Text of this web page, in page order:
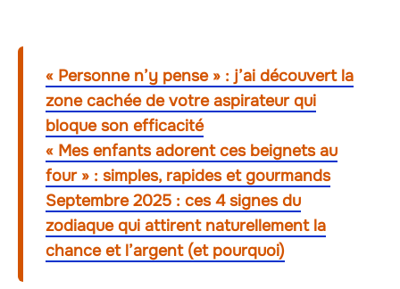
« Personne n’y pense » : j’ai découvert la
zone cachée de votre aspirateur qui
bloque son efficacité
« Mes enfants adorent ces beignets au
four » : simples, rapides et gourmands
Septembre 2025 : ces 4 signes du
zodiaque qui attirent naturellement la
chance et l’argent (et pourquoi)